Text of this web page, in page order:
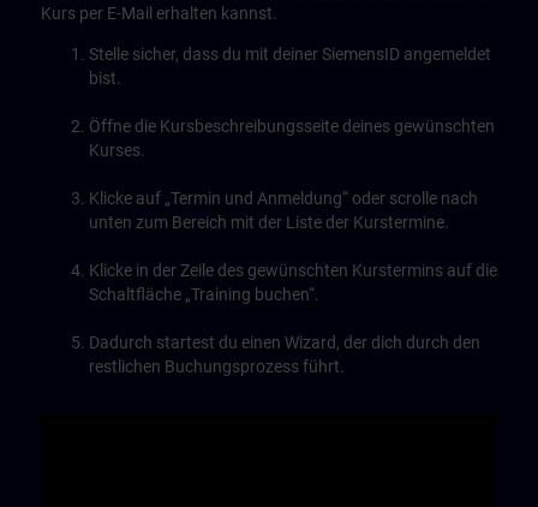
Kurs per E-Mail erhalten kannst.
Stelle sicher, dass du mit deiner SiemensID angemeldet
bist.
Öffne die Kursbeschreibungsseite deines gewünschten
Kurses.
Klicke auf „Termin und Anmeldung“ oder scrolle nach
unten zum Bereich mit der Liste der Kurstermine.
Klicke in der Zeile des gewünschten Kurstermins auf die
Schaltfläche „Training buchen“.
Dadurch startest du einen Wizard, der dich durch den
restlichen Buchungsprozess führt.